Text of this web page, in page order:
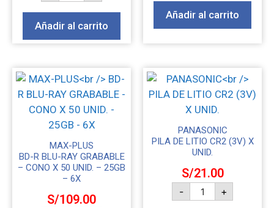
Añadir al carrito
Añadir al carrito
MAX-PLUS
BD-R BLU-RAY GRABABLE
– CONO X 50 UNID. – 25GB
– 6X
S/109.00
PANASONIC
PILA DE LITIO CR2 (3V) X
UNID.
S/21.00
- +